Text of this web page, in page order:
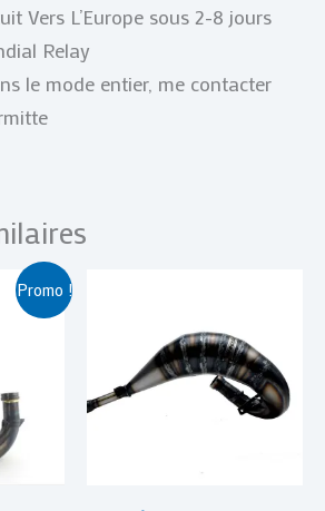
Vers L’Europe sous 2-8 jours
Relay
le mode entier, me contacter
Promo !
prix